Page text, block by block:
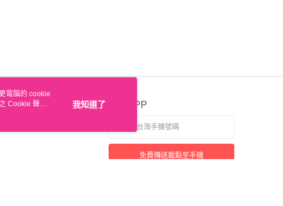
官方APP
免費傳送載點至手機
電腦的 cookie
Cookie 聲明
我知道了